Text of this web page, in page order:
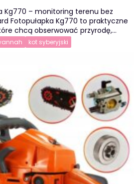
Kg770 – monitoring terenu bez
Fotopułapka Kg770 to praktyczne
chcą obserwować przyrodę,…
kot syberyjski